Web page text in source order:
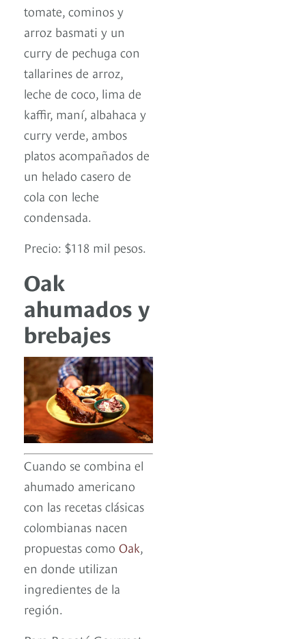
tomate, cominos y
arroz basmati y un
curry de pechuga con
tallarines de arroz,
leche de coco, lima de
kaffir, maní, albahaca y
curry verde, ambos
platos acompañados de
un helado casero de
cola con leche
condensada.
Precio: $118 mil pesos.
Oak
ahumados y
brebajes
Cuando se combina el
ahumado americano
con las recetas clásicas
colombianas nacen
propuestas como Oak
en donde utilizan
ingredientes de la
región.